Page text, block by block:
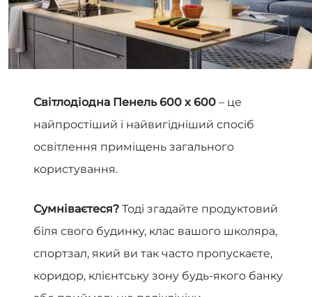
Світлодіодна Пенель 600 х 600 – це
найпростіший і найвигідніший спосіб
освітлення приміщень загального
користування.
Сумніваєтеся? Тоді згадайте продуктовий
біля свого будинку, клас вашого школяра,
спортзал, який ви так часто пропускаєте,
коридор, клієнтську зону будь-якого банку